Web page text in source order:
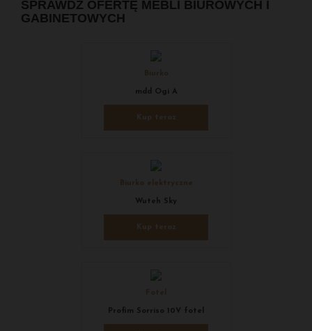
SPRAWDŹ OFERTĘ MEBLI BIUROWYCH I
GABINETOWYCH
mdd Ogi A
Wuteh Sky
Profim Sorriso 10V fotel